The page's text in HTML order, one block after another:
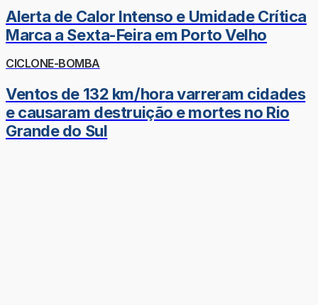
Alerta de Calor Intenso e Umidade Crítica
Marca a Sexta-Feira em Porto Velho
CICLONE-BOMBA
Ventos de 132 km/hora varreram cidades
e causaram destruição e mortes no Rio
Grande do Sul